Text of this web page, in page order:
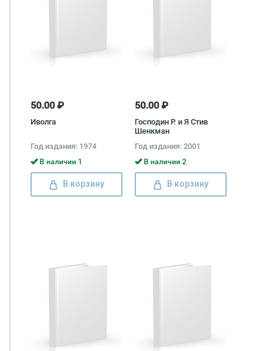
50.00 ₽
Иволга
Год издания: 1974
В наличии 1
В корзину
50.00 ₽
Господин Р. и Я Стив
Шенкман
Год издания: 2001
В наличии 2
В корзину